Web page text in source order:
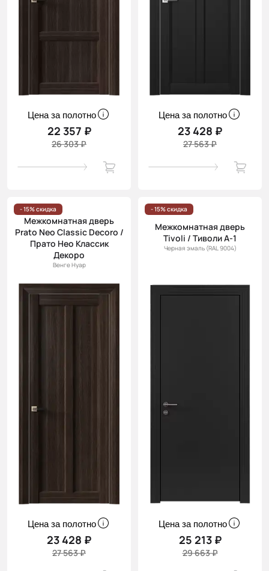
Цена за полотно
22 357 ₽
26 303 ₽
Цена за полотно
23 428 ₽
27 563 ₽
- 15% скидка
Межкомнатная дверь
Prato Neo Classic Decoro /
Прато Нео Классик
Декоро
Венге Нуар
Цена за полотно
23 428 ₽
27 563 ₽
- 15% скидка
Межкомнатная дверь
Tivoli / Тиволи А-1
Черная эмаль (RAL 9004)
Цена за полотно
25 213 ₽
29 663 ₽